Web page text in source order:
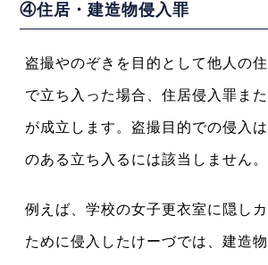
④住居・建造物侵入罪
盗撮やのぞきを目的として他人の
で立ち入った場合、住居侵入罪ま
が成立します。盗撮目的での侵入は
のある立ち入るには該当しません。
例えば、学校の女子更衣室に隠し
ために侵入したけーづでは、建造